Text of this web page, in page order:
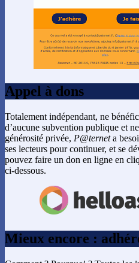
Appel à dons
Totalement indépendant, ne
d’aucune subvention publique et
générosité privée, P@terneta
ses lecteurs pour continuer, et se
pouvez faire un don en ligne en
ci-dessous.
Mieux encore :